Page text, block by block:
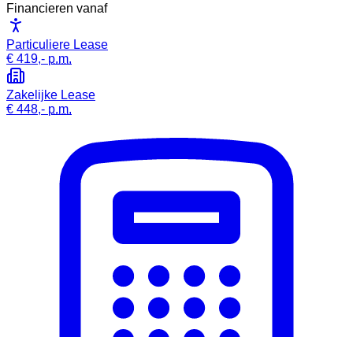
Financieren vanaf
Particuliere Lease
€ 419,- p.m.
Zakelijke Lease
€ 448,- p.m.